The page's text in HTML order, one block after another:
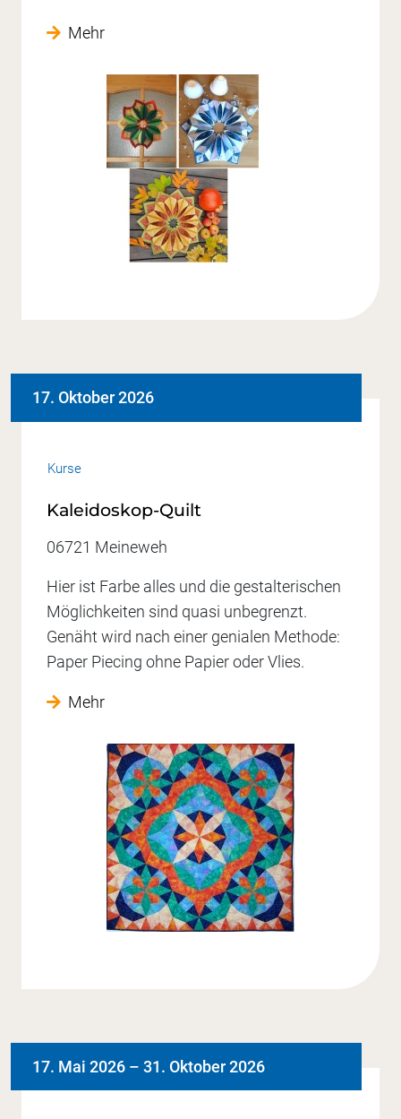
Mehr
Kurse
17. Oktober 2026
Kaleidoskop-Quilt
06721 Meineweh
Hier ist Farbe alles und die gestalterischen
Möglichkeiten sind quasi unbegrenzt.
Genäht wird nach einer genialen Methode:
Paper Piecing ohne Papier oder Vlies.
Mehr
17. Mai 2026 – 31. Oktober 2026